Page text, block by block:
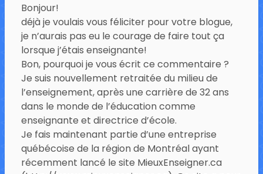
Bonjour!
déjà je voulais vous féliciter pour votre blogue,
je n’aurais pas eu le courage de faire tout ça
lorsque j’étais enseignante!
Bon, pourquoi je vous écrit ce commentaire ?
Je suis nouvellement retraitée du milieu de
l’enseignement, après une carrière de 32 ans
dans le monde de l’éducation comme
enseignante et directrice d’école.
Je fais maintenant partie d’une entreprise
québécoise de la région de Montréal ayant
récemment lancé le site MieuxEnseigner.ca